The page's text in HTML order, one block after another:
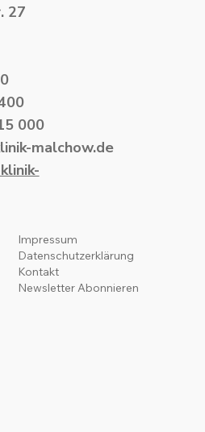
27
000
malchow.de
Impressum
Datenschutzerklärung
Kontakt
Newsletter Abonnieren